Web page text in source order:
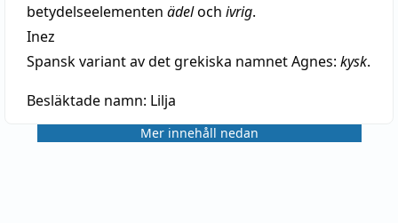
betydelseelementen ädeloch ivrig.
Inez
Spansk variant av det grekiska namnet Agnes: kysk.
Besläktade namn: Lilja
Mer innehåll nedan